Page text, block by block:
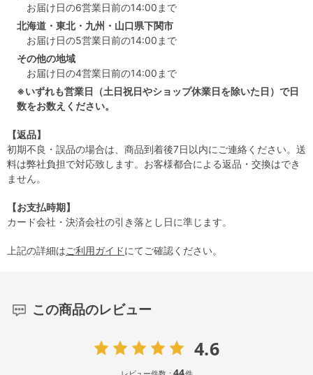
お届け日の6営業日前の14:00まで
北海道・東北・九州・山口県下関市
お届け日の5営業日前の14:00まで
その他の地域
お届け日の4営業日前の14:00まで
※いずれも営業日（土日祝日やショップ休業日を除いた日）で日
数をお数えください。
【返品】
初期不良・誤品の場合は、商品到着後7日以内にご連絡ください。送
料は弊社負担で対応致します。お客様都合による返品・交換はでき
ません。
【お支払時期】
カード会社・決済会社の引き落とし日に準じます。
上記の詳細はご利用ガイドにてご確認ください。
この商品のレビュー
4.6